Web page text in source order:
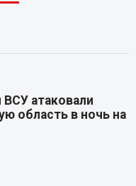
атаковали
область в ночь на